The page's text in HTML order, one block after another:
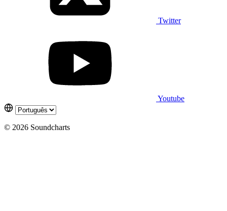
Twitter
Youtube
© 2026 Soundcharts